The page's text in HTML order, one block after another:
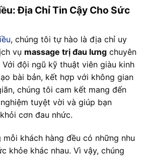
Địa Chỉ Tin Cậy Cho Sức
, chúng tôi tự hào là địa chỉ uy
vụ massage trị đau lưng chuyên
Với đội ngũ kỹ thuật viên giàu kinh
bài bản, kết hợp với không gian
chúng tôi cam kết mang đến
tuyệt vời và giúp bạn
cơn đau nhức.
khách hàng đều có những nhu
khỏe khác nhau. Vì vậy, chúng